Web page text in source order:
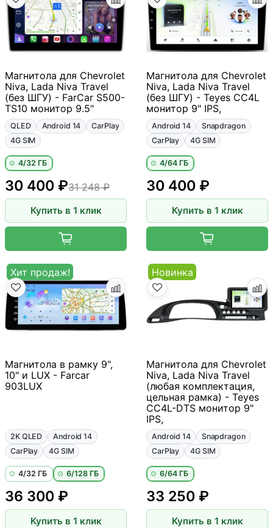
Магнитола для Chevrolet
Niva, Lada Niva Travel
(без ШГУ) - FarCar S500-
TS10 монитор 9.5"
QLED Android 14
CarPlay
4G SIM
4/32 ГБ
31 248 ₽
30 400 ₽
Купить в 1 клик
Магнитола для Chevrolet
Niva, Lada Niva Travel
(без ШГУ) - Teyes CC4L
монитор 9" IPS,
Android 14
Snapdragon
CarPlay
4G SIM
4/64 ГБ
30 400 ₽
Купить в 1 клик
Хит продаж!
Магнитола в рамку 9",
10" и LUX - Farcar
903LUX
2K QLED
Android 14
CarPlay
4G SIM
4/32 ГБ 6/128 ГБ
36 300 ₽
Купить в 1 клик
Новинка
Магнитола для Chevrolet
Niva, Lada Niva Travel
(любая комплектация,
цельная рамка) - Teyes
CC4L-DTS монитор 9"
IPS,
Android 14
Snapdragon
CarPlay
4G SIM
6/64 ГБ
33 250 ₽
Купить в 1 клик